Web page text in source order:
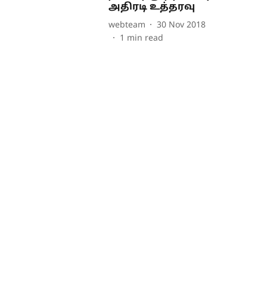
அதிரடி உத்தரவு
webteam
30 Nov 2018
1 min read